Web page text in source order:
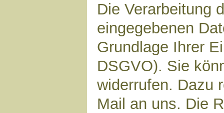
Die Verarbeitung
eingegebenen
Grundlage Ihrer
DSGVO). Sie
widerrufen. Dazu
Mail an uns. Die